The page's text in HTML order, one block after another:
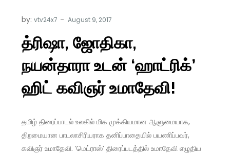
by:vtv24x7
த்ரிஷா, ஜோதிகா,
நயன்தாரா உடன் ‘ஹாட்ரிக்’
ஹிட் கவிஞர் உமாதேவி!
தமிழ் திரைப்பாடல் உலகில் மிக முக்கியமான ஆளுமையாக,
திறமையான பாடலாசிரியராக தனிப்பாதையில் பயணிப்பவர்,
கவிஞர் உமாதேவி. ‘மெட்ராஸ்’ திரைப்படத்தில் உமாதேவி எழுதிய